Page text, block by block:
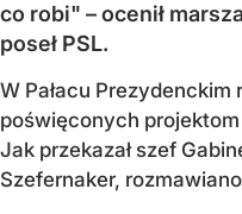
co robi" – ocenił
poseł PSL.
W Pałacu Prezydenckim
poświęconych
Jak przekazał szef
Szefernaker,